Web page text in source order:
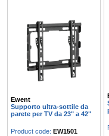
Ewent
Supporto ultra-sottile da
parete per TV da 23" a 42"
Product code: EW1501